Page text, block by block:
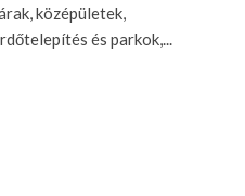
középületek,
és parkok,...